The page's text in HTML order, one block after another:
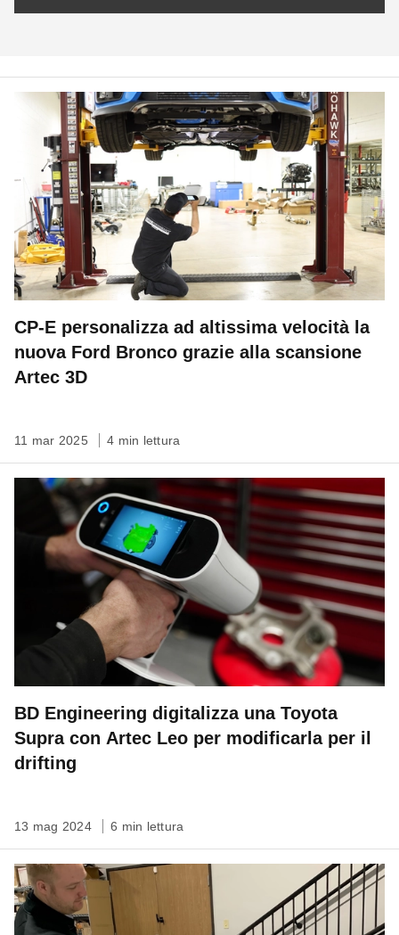
CP-E personalizza ad altissima velocità la
nuova Ford Bronco grazie alla scansione
Artec 3D
11 mar 2025 4 min lettura
BD Engineering digitalizza una Toyota
Supra con Artec Leo per modificarla per il
drifting
13 mag 2024 6 min lettura